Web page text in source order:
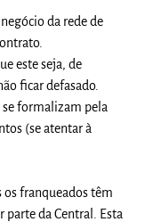
da rede de
este seja, de
ficar defasado.
formalizam pela
(se atentar à
osfranqueados têm
parte da Central. Esta